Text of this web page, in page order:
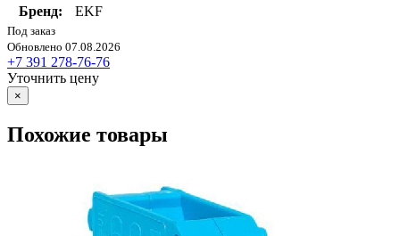
Бренд:
EKF
Под заказ
Обновлено 07.08.2026
+7 391 278-76-76
Уточнить цену
×
Похожие товары